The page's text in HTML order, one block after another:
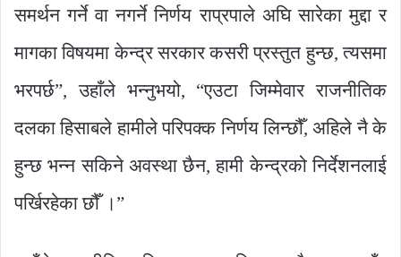
समर्थन गर्ने वा नगर्ने निर्णय राप्रपाले अघि सारेका मुद्दा र
मागका विषयमा केन्द्र सरकार कसरी प्रस्तुत हुन्छ, त्यसमा
भरपर्छ”, उहाँले भन्नुभयो, “एउटा जिम्मेवार राजनीतिक
दलका हिसाबले हामीले परिपक्क निर्णय लिन्छौँ, अहिले नै के
हुन्छ भन्न सकिने अवस्था छैन, हामी केन्द्रको निर्देशनलाई
पर्खिरहेका छौँ ।”